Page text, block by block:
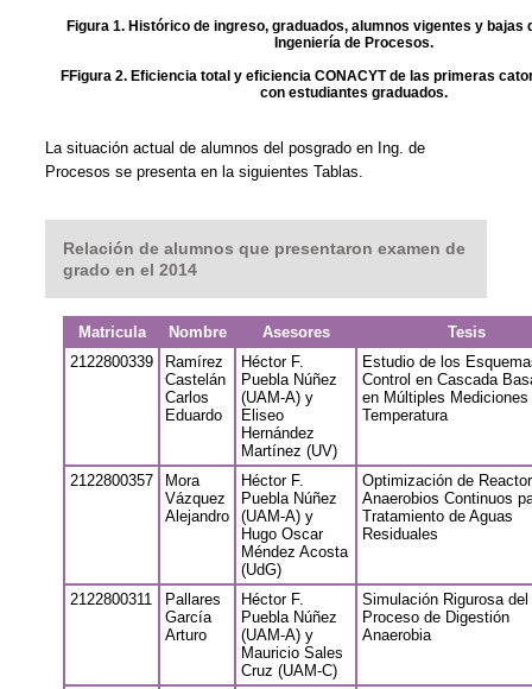
Figura 1. Histórico de ingreso, graduados, alumnos vigentes y bajas
Ingeniería de Procesos.
FFigura 2. Eficiencia total y eficiencia CONACYT de las primeras
con estudiantes graduados.
La situación actual de alumnos del posgrado en Ing. de
Procesos se presenta en la siguientes Tablas.
Relación de alumnos que presentaron examen de
grado en el 2014
Matricula Nombre Asesores
Tesis
2122800339
Ramírez
Castelán
Carlos
Eduardo
Héctor F.
Puebla Núñez
(UAM-A) y
Eliseo
Hernández
Martínez (UV)
Estudio de los
Control en Cascada
en Múltiples Mediciones
Temperatura
2122800357
Mora
Vázquez
Alejandro
Héctor F.
Puebla Núñez
(UAM-A) y
Hugo Oscar
Méndez Acosta
(UdG)
Optimización de
Anaerobios Continuos
Tratamiento de Aguas
Residuales
2122800311
Pallares
García
Arturo
Héctor F.
Puebla Núñez
(UAM-A) y
Mauricio Sales
Cruz (UAM-C)
Simulación Rigurosa del
Proceso de Digestión
Anaerobia